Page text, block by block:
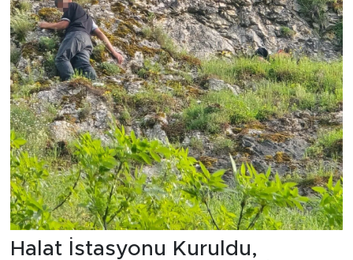
Halat İstasyonu Kuruldu,